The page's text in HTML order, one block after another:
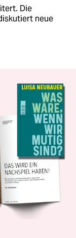
Die
neue